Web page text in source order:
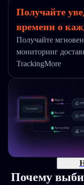
Получайте
времени о
Получайте
мониторинг
TrackingMore
Почему